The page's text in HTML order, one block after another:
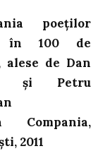
poeţilor
în 100 de
alese de Dan
şi Petru
Compania,
2011